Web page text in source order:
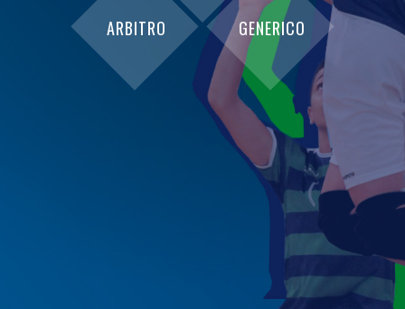
GENERICO
ARBITRO